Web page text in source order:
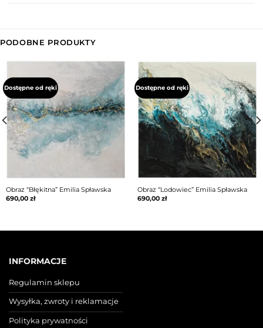
PODOBNE PRODUKTY
Dostępne od ręki
Obraz “Błękitna” Emilia Spławska
690,00 zł
Dostępne od ręki
Obraz “Lodowiec” Emilia Spławska
690,00 zł
INFORMACJE
Regulamin sklepu
Wysyłka, zwroty i reklamacje
Polityka prywatności